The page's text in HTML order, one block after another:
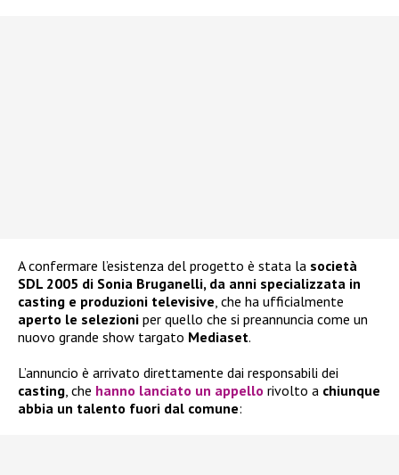
A confermare l’esistenza del progetto è stata la società
SDL 2005 di Sonia Bruganelli, da anni specializzata in
casting e produzioni televisive, che ha ufficialmente
aperto le selezioni per quello che si preannuncia come un
nuovo grande show targato Mediaset.
L’annuncio è arrivato direttamente dai responsabili dei
casting, che hanno lanciato un appello rivolto a chiunque
abbia un talento fuori dal comune: